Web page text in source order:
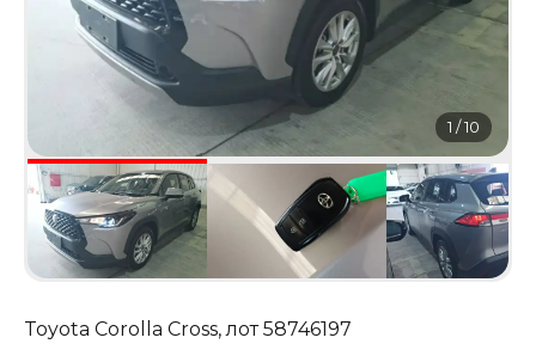
1 /10
Toyota Corolla Cross, лот58746197